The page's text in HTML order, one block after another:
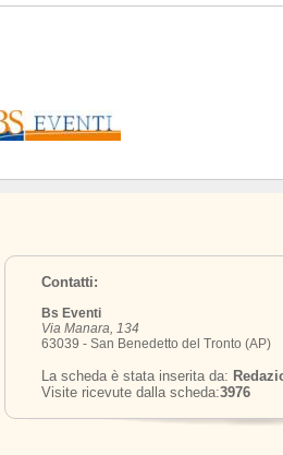
Contatti:
Bs Eventi
Via Manara, 134
63039 - San Benedetto del Tronto (AP)
La scheda è stata inserita da:
Visite ricevute dalla scheda:3976